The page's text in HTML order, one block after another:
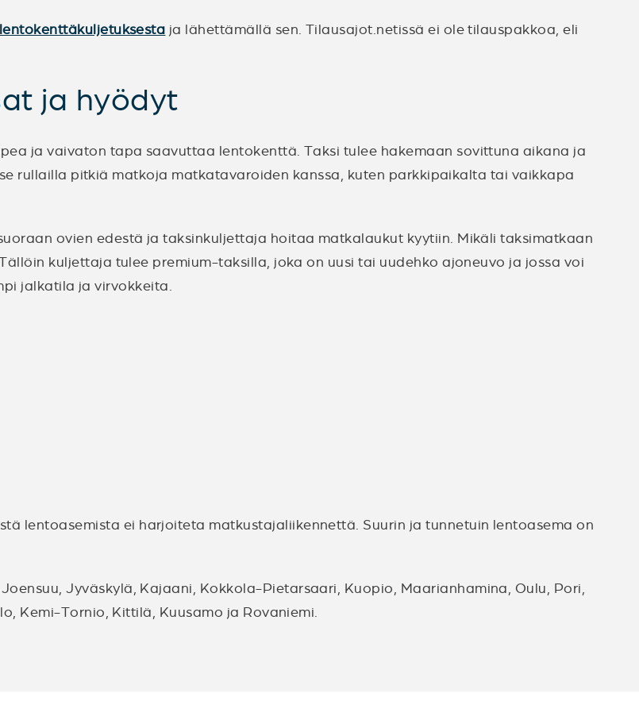
lentokenttäkuljetuksesta ja lähettämällä sen. Tilausajot.netissä ei ole tilauspakkoa, eli
ja hyödyt
ja vaivaton tapa saavuttaa lentokenttä. Taksi tulee hakemaan sovittuna aikana ja
rullailla pitkiä matkoja matkatavaroiden kanssa, kuten parkkipaikalta tai vaikkapa
ovien edestä ja taksinkuljettaja hoitaa matkalaukut kyytiin. Mikäli taksimatkaan
kuljettaja tulee premium-taksilla, joka on uusi tai uudehko ajoneuvo ja jossa voi
jalkatila ja virvokkeita.
lentoasemista ei harjoiteta matkustajaliikennettä. Suurin ja tunnetuin lentoasema on
Jyväskylä, Kajaani, Kokkola-Pietarsaari, Kuopio, Maarianhamina, Oulu, Pori,
Kemi-Tornio, Kittilä, Kuusamo ja Rovaniemi.